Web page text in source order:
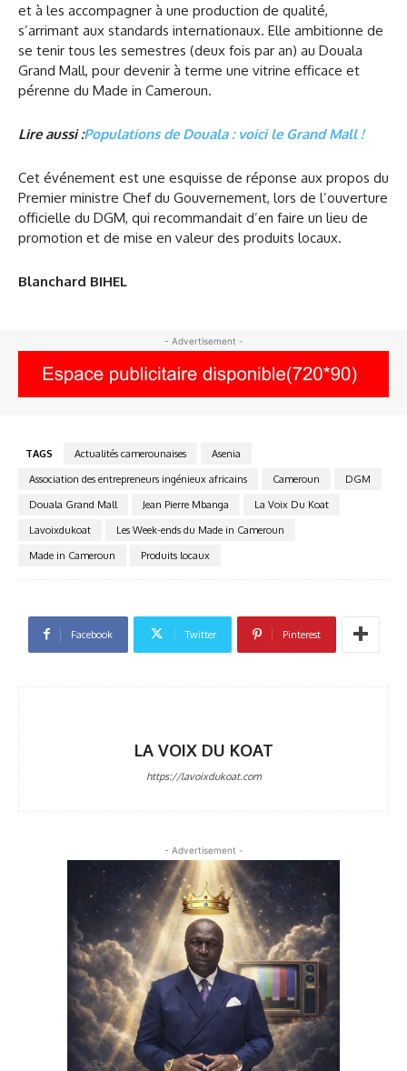
et à les accompagner à une production de qualité,
s’arrimant aux standards internationaux. Elle ambitionne de
se tenir tous les semestres (deux fois par an) au Douala
Grand Mall, pour devenir à terme une vitrine efficace et
pérenne du Made in Cameroun.
Lire aussi :Populations de Douala : voici le Grand Mall !
Cet événement est une esquisse de réponse aux propos du
Premier ministre Chef du Gouvernement, lors de l’ouverture
officielle du DGM, qui recommandait d’en faire un lieu de
promotion et de mise en valeur des produits locaux.
Blanchard BIHEL
- Advertisement -
TAGS Actualités camerounaises
Asenia
Association des entrepreneurs ingénieux africains
Cameroun
DGM
Douala Grand Mall
Jean Pierre Mbanga
La Voix Du Koat
Lavoixdukoat
Les Week-ends du Made in Cameroun
Made in Cameroun
Produits locaux
Facebook Twitter Pinterest
LA VOIX DU KOAT
https://lavoixdukoat.com
- Advertisement -